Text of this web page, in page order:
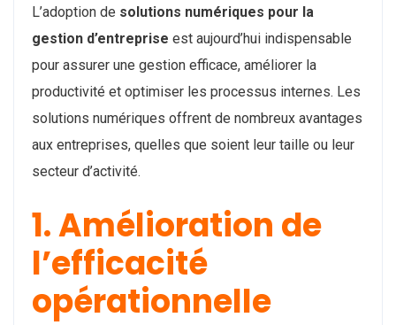
L’adoption de solutions numériques pour la
gestion d’entreprise est aujourd’hui indispensable
pour assurer une gestion efficace, améliorer la
productivité et optimiser les processus internes. Les
solutions numériques offrent de nombreux avantages
aux entreprises, quelles que soient leur taille ou leur
secteur d’activité.
1. Amélioration de
l’efficacité
opérationnelle